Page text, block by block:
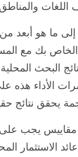
اللغات
ما هو أبعد
بك مع
البحث
الأداء هذه
يحقق نتائج
يجب على
عائد